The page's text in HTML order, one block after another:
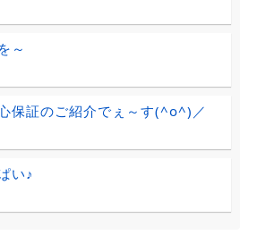
～
保証のご紹介でぇ～す(^o^)／
い♪